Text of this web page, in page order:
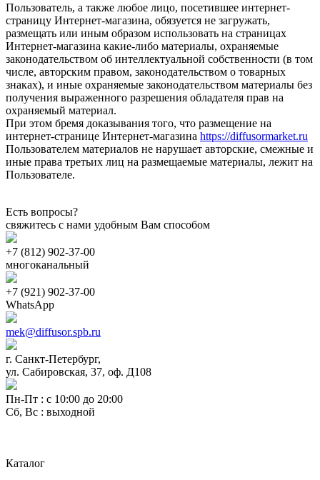
Пользователь, а также любое лицо, посетившее интернет-
страницу Интернет-магазина, обязуется не загружать,
размещать или иным образом использовать на страницах
Интернет-магазина какие-либо материалы, охраняемые
законодательством об интеллектуальной собственности (в том
числе, авторским правом, законодательством о товарных
знаках), и иные охраняемые законодательством материалы без
получения выраженного разрешения обладателя прав на
охраняемый материал.
При этом бремя доказывания того, что размещение на
интернет-странице Интернет-магазина https://diffusormarket.ru
Пользователем материалов не нарушает авторские, смежные и
иные права третьих лиц на размещаемые материалы, лежит на
Пользователе.
Есть вопросы?
свяжитесь с нами удобным Вам способом
+7 (812) 902-37-00
многоканальный
+7 (921) 902-37-00
WhatsApp
mek@diffusor.spb.ru
г. Санкт-Петербург,
ул. Сабировская, 37, оф. Д108
Пн-Пт : с 10:00 до 20:00
Сб, Вс : выходной
Каталог